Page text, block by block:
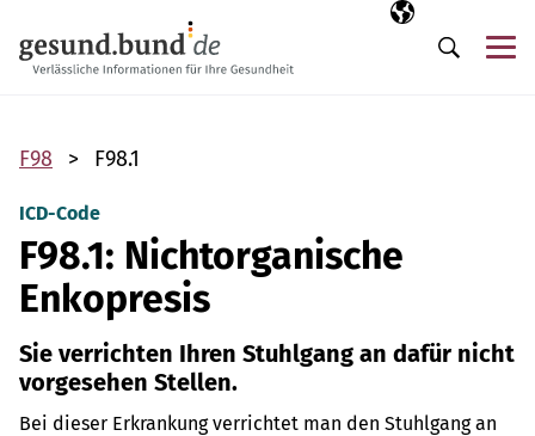
Ausgewählte
DE
Suche
F98 F98.1
ICD-Code
F98.1: Nichtorganische
Enkopresis
Sie verrichten Ihren Stuhlgang an dafür nicht
vorgesehen Stellen.
Bei dieser Erkrankung verrichtet man den Stuhlgang an